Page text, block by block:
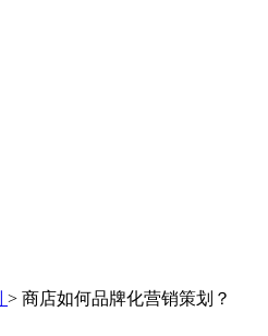
> 商店如何品牌化营销策划？